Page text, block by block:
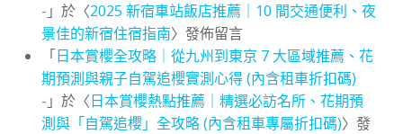
- 」於〈2025 新宿車站飯店推薦｜10 間交通便利、夜
景佳的新宿住宿指南〉發佈留言
「日本賞櫻全攻略｜從九州到東京 7 大區域推薦、花
期預測與親子自駕追櫻實測心得 (內含租車折扣碼)
- 」於〈日本賞櫻熱點推薦｜精選必訪名所、花期預
測與「自駕追櫻」全攻略 (內含租車專屬折扣碼)〉發